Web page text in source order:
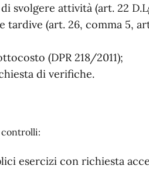
attività (art. 22
(art. 26, comma 5,
(DPR 218/2011);
di verifiche.
esercizi con richiesta